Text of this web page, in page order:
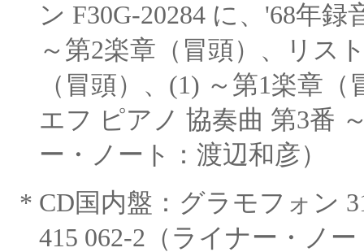
ン F30G-20284 に、'68年録
～第2楽章（冒頭）、リス
（冒頭）、(1) ～第1楽章
エフ ピアノ 協奏曲 第3番
ー・ノート：渡辺和彦）
* CD国内盤：グラモフォン
415 062-2（ライナー・ ノ